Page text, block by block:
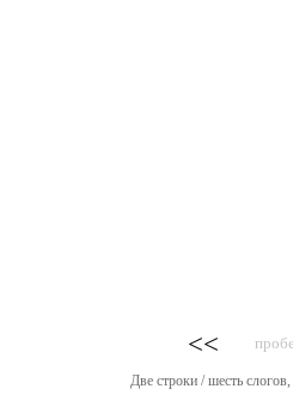
<<
Две строки / шесть